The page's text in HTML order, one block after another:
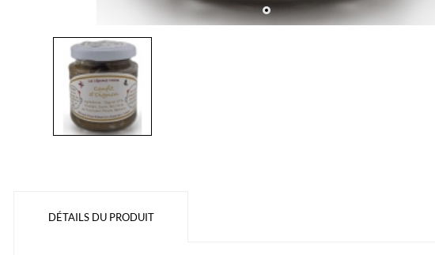
DÉTAILS DU PRODUIT